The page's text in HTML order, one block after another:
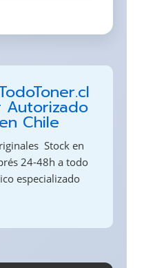
Autorizado
Chile
 Stock en
24-48h a todo
especializado